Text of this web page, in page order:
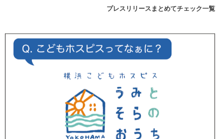
プレスリリースまとめてチェック一覧